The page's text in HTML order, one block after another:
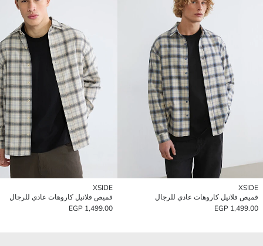
XSIDE
قميص فلانيل كاروهات عادي للرجال
1,499.00 EGP
XSIDE
قميص فلانيل كاروهات عادي للرجال
1,499.00 EGP